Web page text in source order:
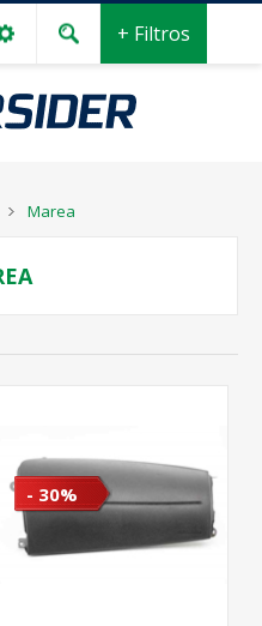
+ Filtros
Marea
- 30%